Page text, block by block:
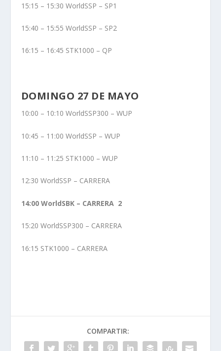
15:15 – 15:30 WorldSSP – SP1
15:40 – 15:55 WorldSSP – SP2
16:15 – 16:45 STK1000 – QP
DOMINGO 27 DE MAYO
10:00 – 10:10 WorldSSP300 – WUP
10:45 – 11:00 WorldSSP – WUP
11:10 – 11:25 STK1000 – WUP
12:30 WorldSSP – CARRERA
14:00 WorldSBK – CARRERA 2
15:20 WorldSSP300 – CARRERA
16:15 STK1000 – CARRERA
COMPARTIR: